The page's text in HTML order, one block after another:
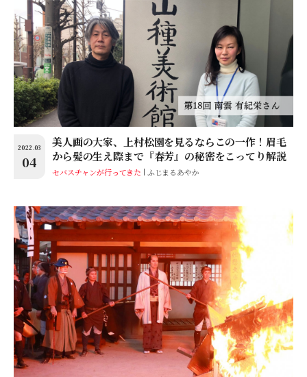
2022.03
04
美人画の大家、上村松園を見るならこの一作！眉毛
から髪の生え際まで『春芳』の秘密をこってり解説
セバスチャンが行ってきた ふじまるあやか